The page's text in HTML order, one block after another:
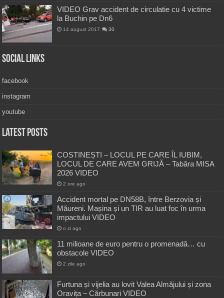
VIDEO Grav accident de circulatie cu 4 victime
la Buchin pe Dn6
14 august 2017 30
Social Links
facebook
instagram
youtube
Latest Posts
COSTINEȘTI – LOCUL PE CARE ÎL IUBIM,
LOCUL DE CARE AVEM GRIJĂ – Tabăra MISA
2026 VIDEO
2 ore ago
Accident mortal pe DN58B, între Berzovia și
Măureni. Mașina și un TIR au luat foc în urma
impactului VIDEO
o zi ago
11 milioane de euro pentru o promenadă… cu
obstacole VIDEO
2 zile ago
Furtuna și vijelia au lovit Valea Almăjului și zona
Oravița – Cărbunari VIDEO